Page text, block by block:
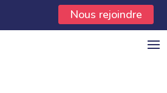
Nous rejoindre